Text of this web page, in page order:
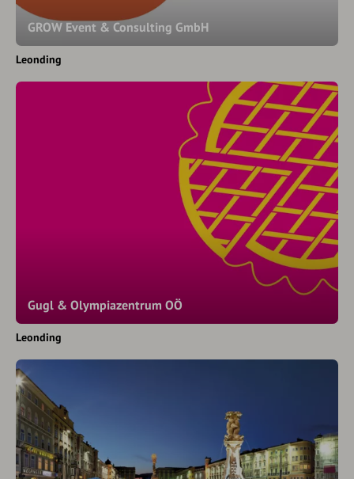
GROW Event & Consulting GmbH
Leonding
Gugl & Olympiazentrum OÖ
Leonding